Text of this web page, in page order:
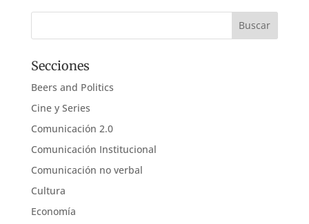
Secciones
Beers and Politics
Cine y Series
Comunicación 2.0
Comunicación Institucional
Comunicación no verbal
Cultura
Economía